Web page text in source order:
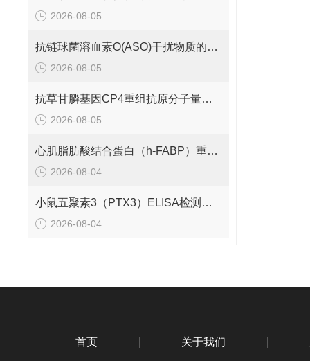
2026-08-05
抗链球菌溶血素O(ASO)干扰物质的有效期是多久呢？
2026-08-05
抗草甘膦基因CP4重组抗原分子量是多少呢？
2026-08-05
心肌脂肪酸结合蛋白（h-FABP）重组蛋白的分子量是多少呢？
2026-08-04
小鼠五聚素3（PTX3）ELISA检测试剂盒 应该如何保存呢？
2026-08-04
首页 关于我们